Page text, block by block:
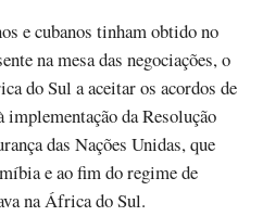
e cubanos tinham obtido no
na mesa das negociações, o
do Sul a aceitar os acordos de
da Resolução
das Nações Unidas, que
e ao fim do regime de
na África do Sul.